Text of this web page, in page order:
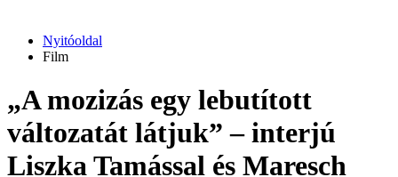
Nyitóoldal
Film
„A mozizás egy lebutított
változatát látjuk” – interjú
Liszka Tamással és Maresch